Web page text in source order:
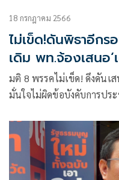
18 กรกฎาคม 2566
ไม่เข็ด!ดันพิธาอีกรอบ อึ้ง!ขอเสียงพรรค
เดิม พท.จ้องเสน
มติ 8 พรรคไม่เข็ด! ดึงดันเ
มั่นใจไม่ผิดข้อบังคับการปร